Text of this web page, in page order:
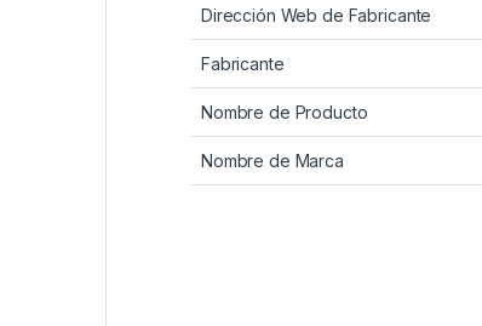
Dirección Web de Fabricante
Fabricante
Nombre de Producto
Nombre de Marca